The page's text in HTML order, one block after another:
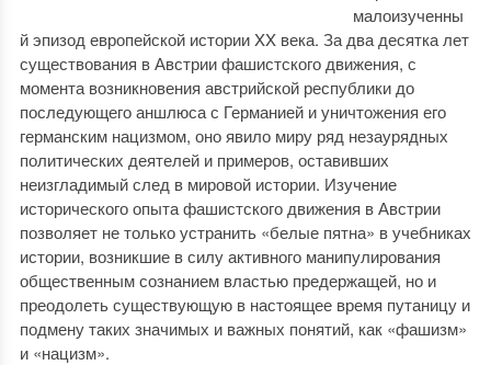
малоизученны
й эпизод европейской истории XX века. За два десятка лет
существования в Австрии фашистского движения, с
момента возникновения австрийской республики до
последующего аншлюса с Германией и уничтожения его
германским нацизмом, оно явило миру ряд незаурядных
политических деятелей и примеров, оставивших
неизгладимый след в мировой истории. Изучение
исторического опыта фашистского движения в Австрии
позволяет не только устранить «белые пятна» в учебниках
истории, возникшие в силу активного манипулирования
общественным сознанием властью предержащей, но и
преодолеть существующую в настоящее время путаницу и
подмену таких значимых и важных понятий, как «фашизм»
и «нацизм».